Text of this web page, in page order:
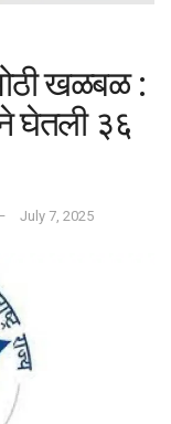
खळबळ :
घेतली ३६
July 7, 2025